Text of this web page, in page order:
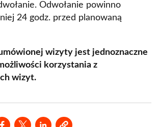
Odwołanie powinno
24 godz. przed planowaną
wizyty jest jednoznaczne
korzystania z
wizyt.
Opens in a new window
Opens in a new window
Opens in a new window